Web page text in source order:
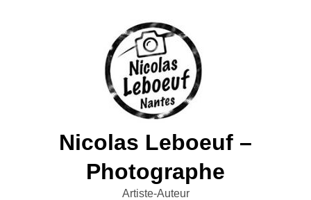
Nicolas Leboeuf –
Photographe
Artiste-Auteur